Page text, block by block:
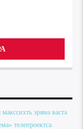
эряма васта
телепроектса